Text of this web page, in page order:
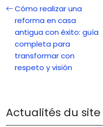
Cómo realizar una
reforma en casa
antigua con éxito: guía
completa para
transformar con
respeto y visión
Actualités du site